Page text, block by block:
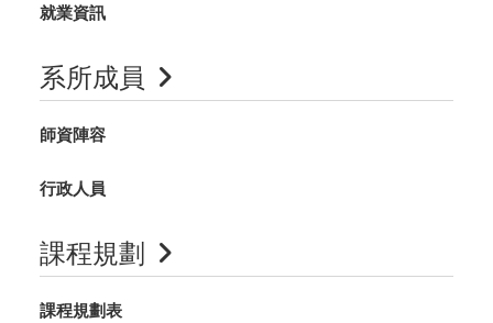
就業資訊
系所成員
師資陣容
行政人員
課程規劃
課程規劃表